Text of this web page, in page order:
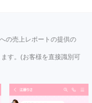
の売上レポートの提供の
す。(お客様を直接識別可